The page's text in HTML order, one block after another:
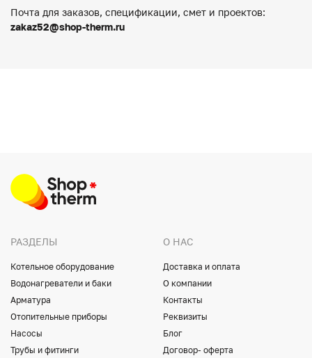
Почта для заказов, спецификации, смет и проектов:
zakaz52@shop-therm.ru
РАЗДЕЛЫ
Котельное оборудование
Водонагреватели и баки
Арматура
Отопительные приборы
Насосы
Трубы и фитинги
О НАС
Доставка и оплата
О компании
Контакты
Реквизиты
Блог
Договор- оферта